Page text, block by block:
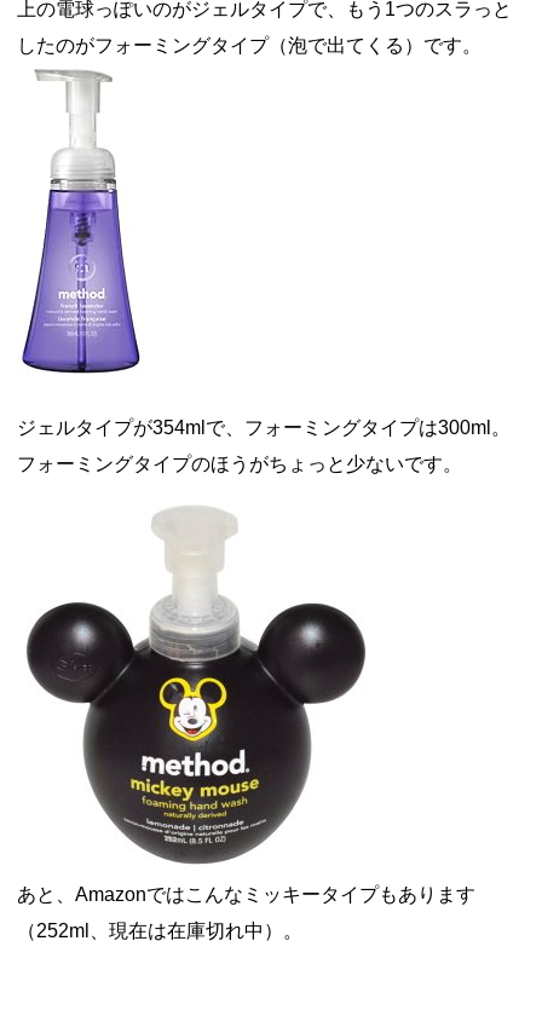
上の電球っぽいのがジェルタイプで、もう1つのスラっと
したのがフォーミングタイプ（泡で出てくる）です。
ジェルタイプが354mlで、フォーミングタイプは300ml。
フォーミングタイプのほうがちょっと少ないです。
あと、Amazonではこんなミッキータイプもあります
（252ml、現在は在庫切れ中）。